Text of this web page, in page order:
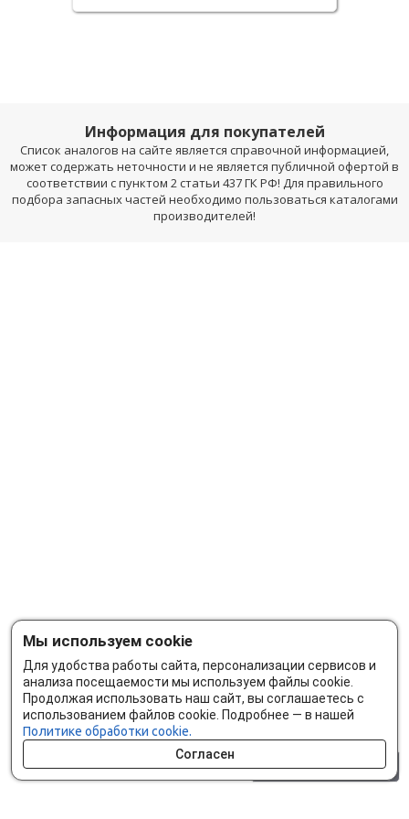
Информация для покупателей
Список аналогов на сайте является справочной информацией,
может содержать неточности и не является публичной офертой в
соответствии с пунктом 2 статьи 437 ГК РФ! Для правильного
подбора запасных частей необходимо пользоваться каталогами
производителей!
Мы используем cookie
Для удобства работы сайта, персонализации сервисов и
анализа посещаемости мы используем файлы cookie.
Продолжая использовать наш сайт, вы соглашаетесь с
использованием файлов cookie. Подробнее — в нашей
Политике обработки cookie.
Согласен